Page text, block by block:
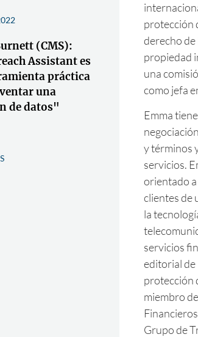
(CMS):
Assistant es
práctica
una
de datos"
protección
derecho de
propiedad
una
como jefa
Emma
y términos
servicios.
orientado a
clientes de
la
servicios
editorial de
protección
miembro
Grupo de